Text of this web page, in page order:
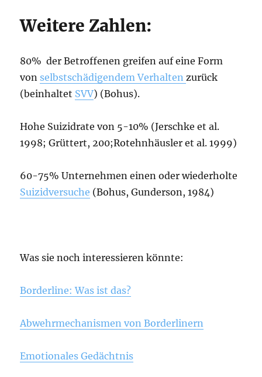
Weitere Zahlen:
80% der Betroffenen greifen auf eine Form
von selbstschädigendem Verhaltenzurück
(beinhaltet SVV) (Bohus).
Hohe Suizidrate von 5-10% (Jerschke et al.
1998; Grüttert, 200;Rotehnhäusler et al. 1999)
60-75% Unternehmen einen oder wiederholte
Suizidversuche (Bohus, Gunderson, 1984)
Was sie noch interessieren könnte:
Borderline: Was ist das?
Abwehrmechanismen von Borderlinern
Emotionales Gedächtnis